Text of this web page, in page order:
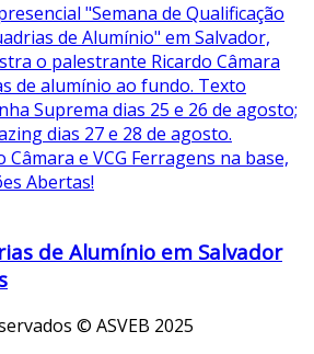
de Alumínio em Salvador
© ASVEB 2025